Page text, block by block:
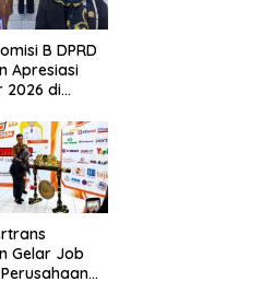
B DPRD
Apresiasi
2026 di
Gelar Job